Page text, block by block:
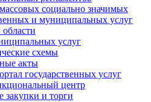
социально значимых
и муниципальных услуг
услуг
схемы
акты
государственных услуг
центр
и торги